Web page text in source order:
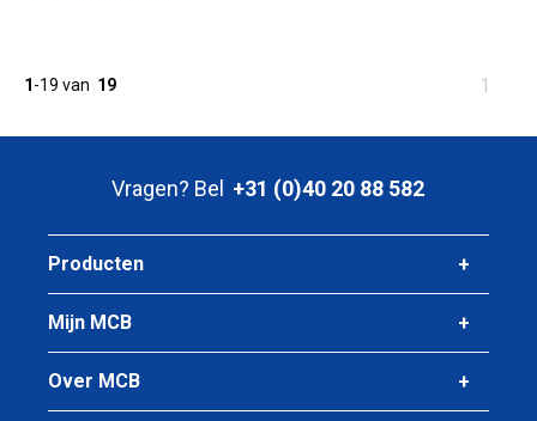
1-19 van 19
U1
Vragen? Bel +31 (0)40 20 88 582
Producten
Mijn MCB
Over MCB